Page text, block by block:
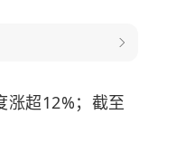
涨超12%；截至